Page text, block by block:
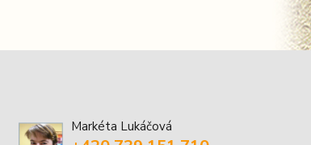
Markéta Lukáčová